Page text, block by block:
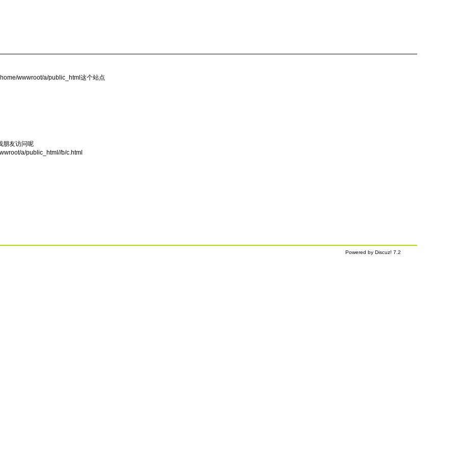
wwwroot/a/public_html这个站点
朋友访问呢
a/public_html//b/c.html
Powered by Discuz! 7.2